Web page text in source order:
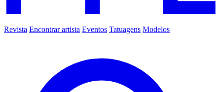
Revista Encontrar artista Eventos Tatuagens Modelos